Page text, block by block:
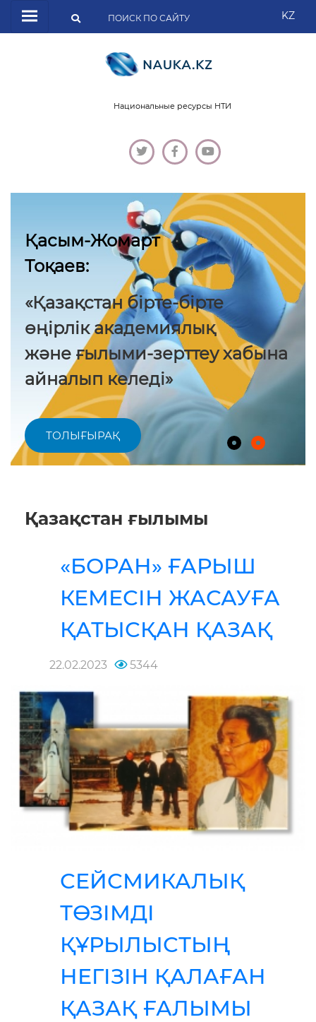
KZ
Национальные ресурсы НТИ
Қасым-Жомарт
Тоқаев:
«Қазақстан бірте-бірте
өңірлік академиялық
және ғылыми-зерттеу хабына
айналып келеді»
ТОЛЫҒЫРАҚ
Қазақстан ғылымы
«БОРАН» ҒАРЫШ
КЕМЕСІН ЖАСАУҒА
ҚАТЫСҚАН ҚАЗАҚ
22.02.2023 5344
СЕЙСМИКАЛЫҚ
ТӨЗІМДІ
ҚҰРЫЛЫСТЫҢ
НЕГІЗІН ҚАЛАҒАН
ҚАЗАҚ ҒАЛЫМЫ